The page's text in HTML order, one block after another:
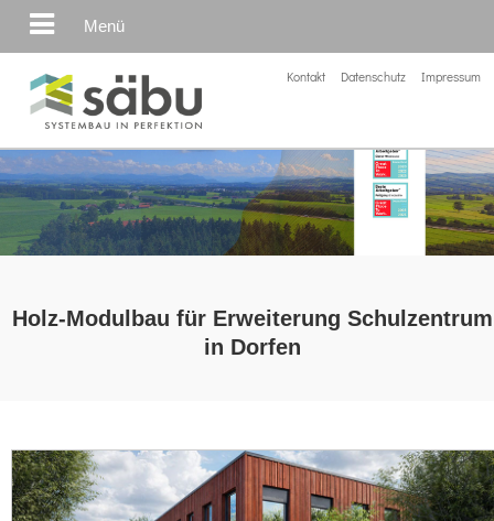
Kontakt Datenschutz Impressum
Holz-Modulbau für Erweiterung Schulzentrum
in Dorfen
Menü